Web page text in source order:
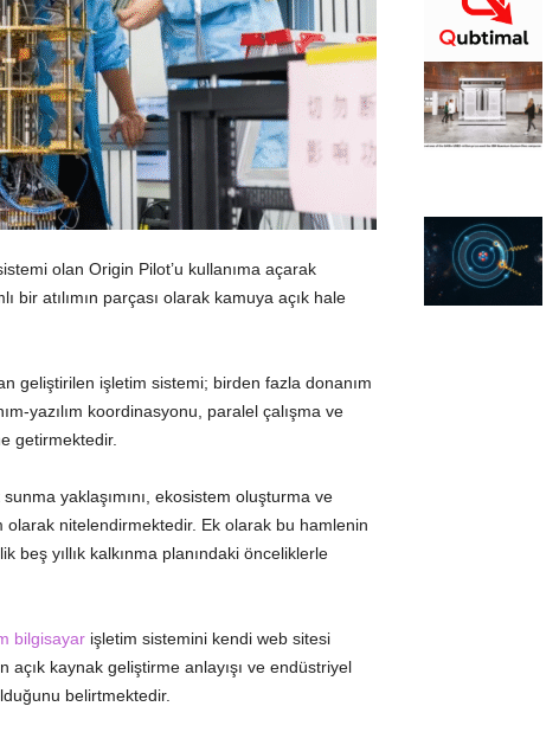
olan Origin Pilot’u kullanıma açarak
atılımın parçası olarak kamuya açık hale
geliştirilen işletim sistemi; birden fazla donanım
yazılım koordinasyonu, paralel çalışma ve
getirmektedir.
yaklaşımını, ekosistem oluşturma ve
olarak nitelendirmektedir. Ek olarak bu hamlenin
beş yıllık kalkınma planındaki önceliklerle
bilgisayarişletim sistemini kendi web sitesi
açık kaynak geliştirme anlayışı ve endüstriyel
belirtmektedir.